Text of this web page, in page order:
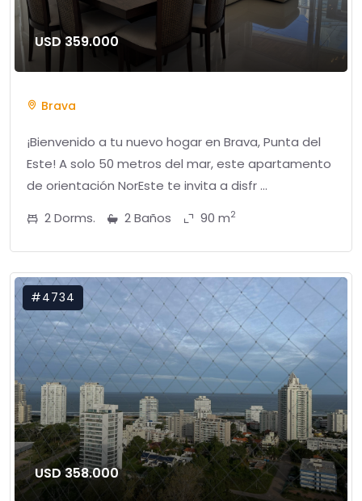
USD 359.000
Brava
¡Bienvenido a tu nuevo hogar en Brava, Punta del
Este! A solo 50 metros del mar, este apartamento
de orientación NorEste te invita a disfr ...
2 Dorms.
2 Baños 90 m2
#4734
USD 358.000